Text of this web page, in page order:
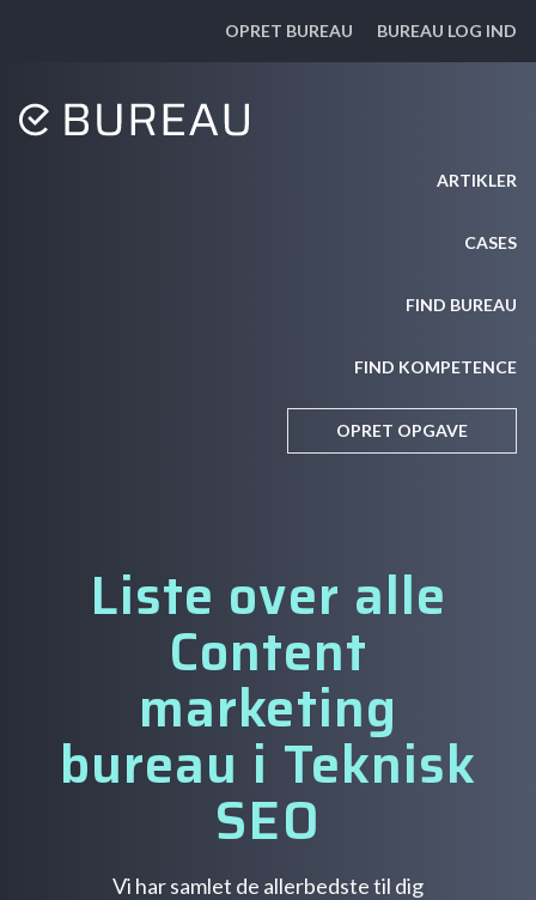
OPRET BUREAU BUREAU LOG IND
ARTIKLER
CASES
FIND BUREAU
FIND KOMPETENCE
OPRET OPGAVE
Liste over alle
Content
marketing
bureau i Teknisk
SEO
Vi har samlet de allerbedste til dig